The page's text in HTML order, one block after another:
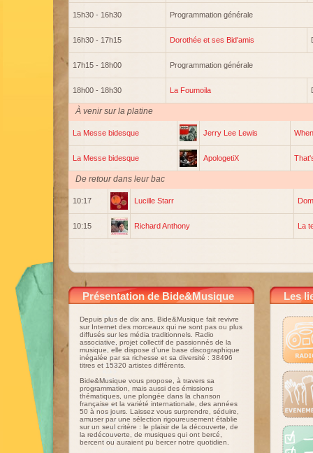
15h30 - 16h30 Programmation générale
16h30 - 17h15 Dorothée et ses Bid'amis
17h15 - 18h00 Programmation générale
18h00 - 18h30 La Foumoila
À venir sur la platine
La Messe bidesque Jerry Lee Lewis
La Messe bidesque ApologetiX
De retour dans leur bac
10:17 Lucille Starr
10:15 Richard Anthony La
Présentation de Bide&Musique
Depuis plus de dix ans, Bide&Musique fait revivre
sur Internet des morceaux qui ne sont pas ou plus
diffusés sur les média traditionnels. Radio
associative, projet collectif de passionnés de la
musique, elle dispose d'une base discographique
inégalée par sa richesse et sa diversité : 38496
titres et 15320 artistes différents.
Bide&Musique vous propose, à travers sa
programmation, mais aussi des émissions
thématiques, une plongée dans la chanson
française et la variété internationale, des années
50 à nos jours. Laissez vous surprendre, séduire,
amuser par une sélection rigoureusement établie
sur un seul critère : le plaisir de la découverte, de
la redécouverte, de musiques qui ont bercé,
bercent ou auraient pu bercer notre quotidien.
Les